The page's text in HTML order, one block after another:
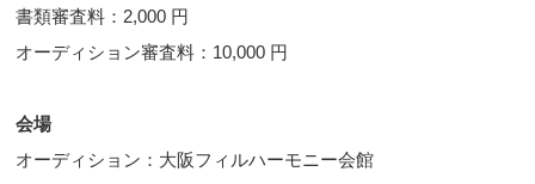
書類審査料：2,000 円
オーディション審査料：10,000 円
会場
オーディション：大阪フィルハーモニー会館